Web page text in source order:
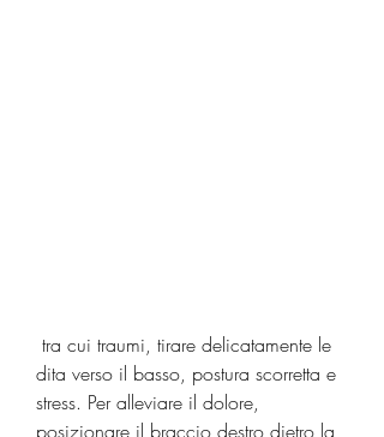
dita verso il basso, postura scorretta e
stress. Per alleviare il dolore,
posizionare il braccio destro dietro la